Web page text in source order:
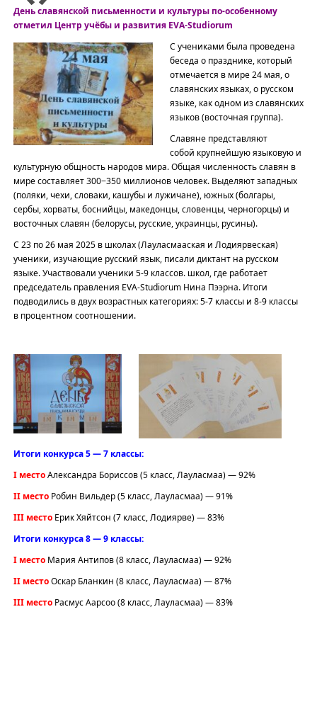
День славянской письменности и культуры по-особенному
отметил Центр учёбы и развития EVA-Studiorum
С учениками была проведена
беседа о празднике, который
отмечается в мире 24 мая, о
славянских языках, о русском
языке, как одном из славянских
языков (восточная группа).
Славяне представляют
собой крупнейшую языковую и
культурную общность народов мира. Общая численность славян в
мире составляет 300−350 миллионов человек. Выделяют западных
(поляки, чехи, словаки, кашубы и лужичане), южных (болгары,
сербы, хорваты, боснийцы, македонцы, словенцы, черногорцы) и
восточных славян (белорусы, русские, украинцы, русины).
С 23 по 26 мая 2025в школах (Лауласмааская и Лодиярвеская)
ученики, изучающие русский язык, писали диктант на русском
языке. Участвовали ученики 5-9 классов. школ, где работает
председатель правления EVA-Studiorum Нина Пээрна. Итоги
подводились в двух возрастных категориях: 5-7 классы и 8-9 классы
в процентном соотношении.
Итоги конкурса 5 — 7 классы:
I место Александра Бориссов (5 класс, Лауласмаа) — 92%
II местоРобин Вильдер (5 класс, Лауласмаа) — 91%
III местоЕрик Хяйтсон (7 класс, Лодиярве) — 83%
Итоги конкурса 8 — 9 классы:
I место Мария Антипов (8 класс, Лауласмаа) — 92%
II местоОскар Бланкин (8 класс, Лауласмаа) — 87%
III местоРасмус Аарсоо (8 класс, Лауласмаа) — 83%